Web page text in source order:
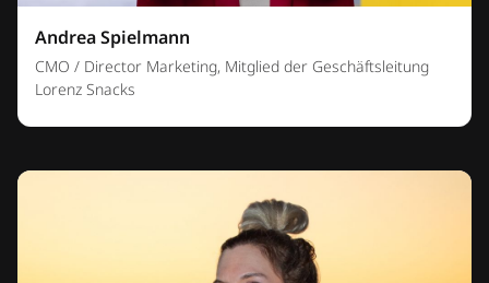
Andrea Spielmann
CMO / Director Marketing, Mitglied der Geschäftsleitung
Lorenz Snacks